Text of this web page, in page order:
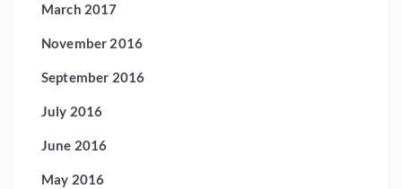
March 2017
November 2016
September 2016
July 2016
June 2016
May 2016